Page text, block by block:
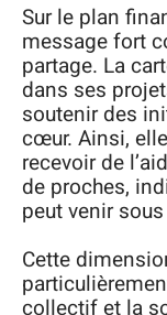
Sur le plan
message fort
partage. La
dans ses
soutenir des
cœur. Ainsi,
recevoir de
de proches,
peut venir
Cette
collectif et la